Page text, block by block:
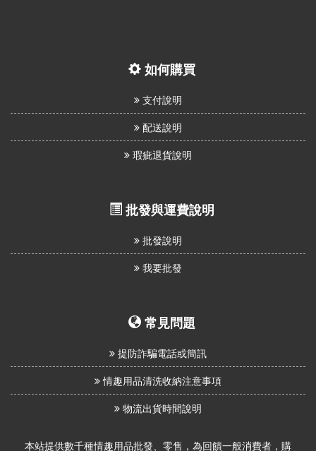
如何購買
支付說明
配送說明
瑕疵退貨說明
批發與運費說明
批發說明
我要批發
常見問題
提防詐騙電話或簡訊
情趣用品清洗收納注意事項
物流出貨時間說明
本站提供數千種情趣用品批發、零售，為回饋一般消費者，購